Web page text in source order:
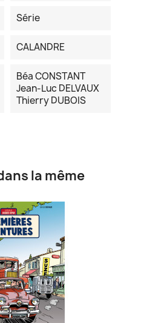
Série
CALANDRE
Béa CONSTANT
Jean-Luc DELVAUX
Thierry DUBOIS
la même